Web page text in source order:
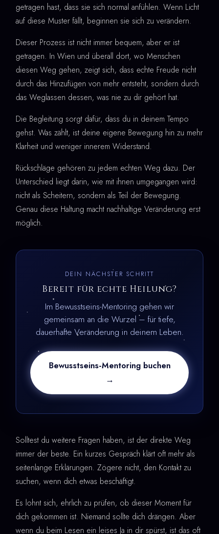
getragen hast, dass sie sich normal anfühlen. Wenn Licht
auf diese Muster fällt, beginnen sie sich zu verändern.
Dieser Prozess ist nicht immer bequem, aber er ist
getragen. In Wien und überall dort, wo Menschen
diesen Weg gehen, zeigt sich, dass echte Freude nicht
durch das Hinzufügen von mehr entsteht, sondern durch
das Weglassen dessen, was nie zu dir gehört hat.
Die Begleitung sorgt dafür, dass du in deinem Tempo
gehst. Was zählt, ist deine eigene Bewegung hin zu mehr
Klarheit und weniger innerem Widerstand.
Rückschläge gehören zu jedem echten Weg dazu. Der
Unterschied liegt darin, wie mit ihnen umgegangen wird:
nicht als Scheitern, sondern als Teil der Bewegung.
Genau diese Haltung macht nachhaltige Veränderung erst
möglich.
DEIN NÄCHSTER SCHRITT
Bereit für echte Heilung?
Im Bewusstseins-Mentoring gehen wir
gemeinsam an die Wurzel – für tiefe,
dauerhafte Veränderung in deinem Leben.
Bewusstseins-Mentoring buchen
→
Solltest du weitere Fragen haben, ist der direkte Weg
immer der beste. Ein kurzes Gespräch klärt oft mehr als
seitenlange Erklärungen. Zögere nicht, den Kontakt zu
suchen, wenn dich etwas beschäftigt.
Es lohnt sich, ehrlich zu prüfen, ob dieser Moment für
dich gekommen ist. Niemand sollte dich drängen. Aber
wenn du beim Lesen ein leises Ja in dir spürst, ist das oft